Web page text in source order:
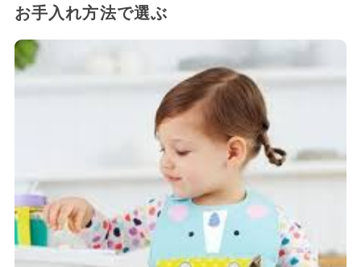
お手入れ方法で選ぶ